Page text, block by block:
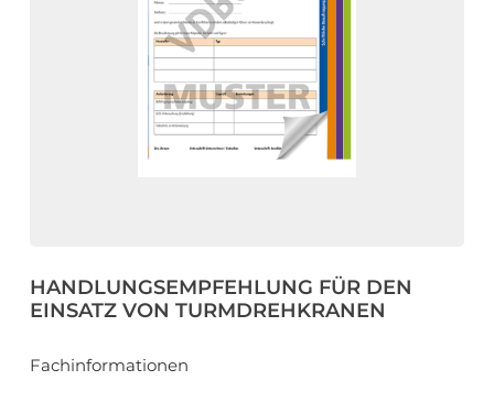
HANDLUNGSEMPFEHLUNG FÜR DEN
EINSATZ VON TURMDREHKRANEN
Fachinformationen